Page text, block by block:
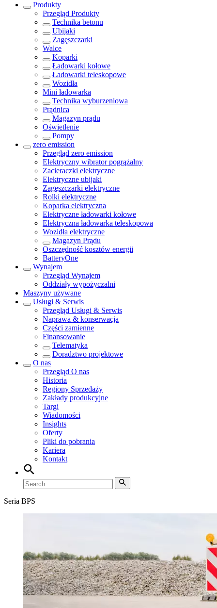
Produkty
Przegląd Produkty
Technika betonu
Ubijaki
Zagęszczarki
Walce
Koparki
Ładowarki kołowe
Ładowarki teleskopowe
Wozidła
Mini ładowarka
Technika wyburzeniowa
Prądnica
Magazyn prądu
Oświetlenie
Pompy
zero emission
Przegląd zero emission
Elektryczny wibrator pogrążalny
Zacieraczki elektryczne
Elektryczne ubijaki
Zagęszczarki elektryczne
Rolki elektryczne
Koparka elektryczna
Elektryczne ładowarki kołowe
Elektryczna ładowarka teleskopowa
Wozidła elektryczne
Magazyn Prądu
Oszczędność kosztów energii
BatteryOne
Wynajem
Przegląd Wynajem
Oddziały wypożyczalni
Maszyny używane
Usługi & Serwis
Przegląd Usługi & Serwis
Naprawa & konserwacja
Części zamienne
Finansowanie
Telematyka
Doradztwo projektowe
O nas
Przegląd O nas
Historia
Regiony Sprzedaży
Zakłady produkcyjne
Targi
Wiadomości
Insights
Oferty
Pliki do pobrania
Kariera
Kontakt
Seria BPS